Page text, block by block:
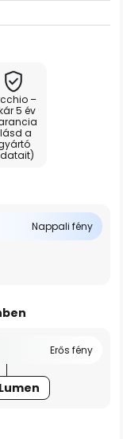
–
5 év
a
Nappali fény
Erős fény